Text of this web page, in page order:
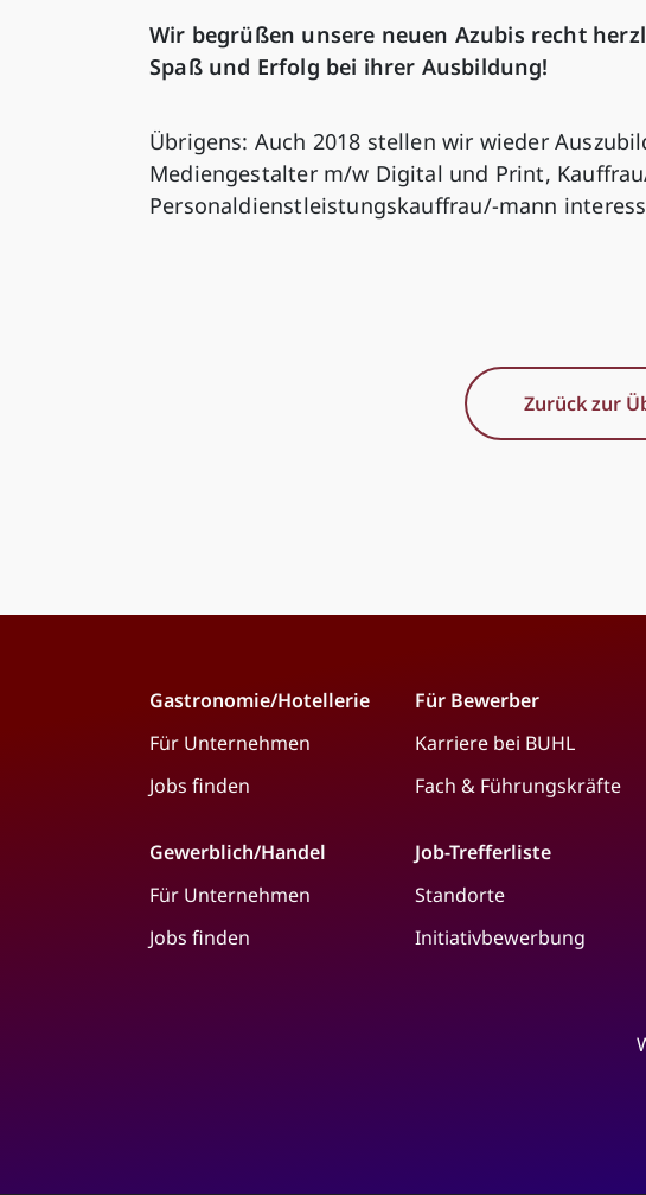
Wir begrüßen unsere neuen Azubis recht
Spaß und Erfolg bei ihrer Ausbildung!
Übrigens: Auch 2018 stellen wir wieder
Mediengestalter m/w Digital und Print,
Personaldienstleistungskauffrau/-mann
Zurück zur
Gastronomie/Hotellerie
Für Unternehmen
Jobs finden
Gewerblich/Handel
Für Unternehmen
Jobs finden
Für Bewerber
Karriere bei BUHL
Fach & Führungskräfte
Job-Trefferliste
Standorte
Initiativbewerbung